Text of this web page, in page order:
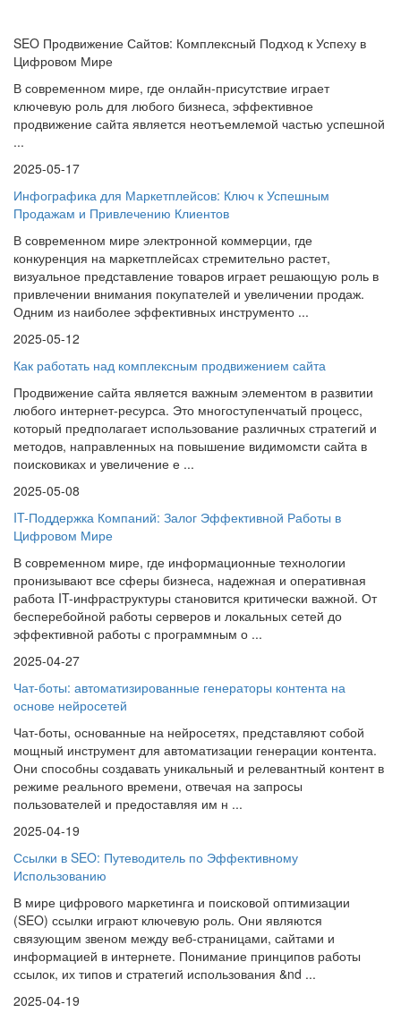
SEO Продвижение Сайтов: Комплексный Подход к Успеху в
Цифровом Мире
В современном мире, где онлайн-присутствие играет
ключевую роль для любого бизнеса, эффективное
продвижение сайта является неотъемлемой частью успешной
...
2025-05-17
Инфографика для Маркетплейсов: Ключ к Успешным
Продажам и Привлечению Клиентов
В современном мире электронной коммерции, где
конкуренция на маркетплейсах стремительно растет,
визуальное представление товаров играет решающую роль в
привлечении внимания покупателей и увеличении продаж.
Одним из наиболее эффективных инструменто ...
2025-05-12
Как работать над комплексным продвижением сайта
Продвижение сайта является важным элементом в развитии
любого интернет-ресурса. Это многоступенчатый процесс,
который предполагает использование различных стратегий и
методов, направленных на повышение видимомсти сайта в
поисковиках и увеличение е ...
2025-05-08
IT-Поддержка Компаний: Залог Эффективной Работы в
Цифровом Мире
В современном мире, где информационные технологии
пронизывают все сферы бизнеса, надежная и оперативная
работа IT-инфраструктуры становится критически важной. От
бесперебойной работы серверов и локальных сетей до
эффективной работы с программным о ...
2025-04-27
Чат-боты: автоматизированные генераторы контента на
основе нейросетей
Чат-боты, основанные на нейросетях, представляют собой
мощный инструмент для автоматизации генерации контента.
Они способны создавать уникальный и релевантный контент в
режиме реального времени, отвечая на запросы
пользователей и предоставляя им н ...
2025-04-19
Ссылки в SEO: Путеводитель по Эффективному
Использованию
В мире цифрового маркетинга и поисковой оптимизации
(SEO) ссылки играют ключевую роль. Они являются
связующим звеном между веб-страницами, сайтами и
информацией в интернете. Понимание принципов работы
ссылок, их типов и стратегий использования &nd ...
2025-04-19